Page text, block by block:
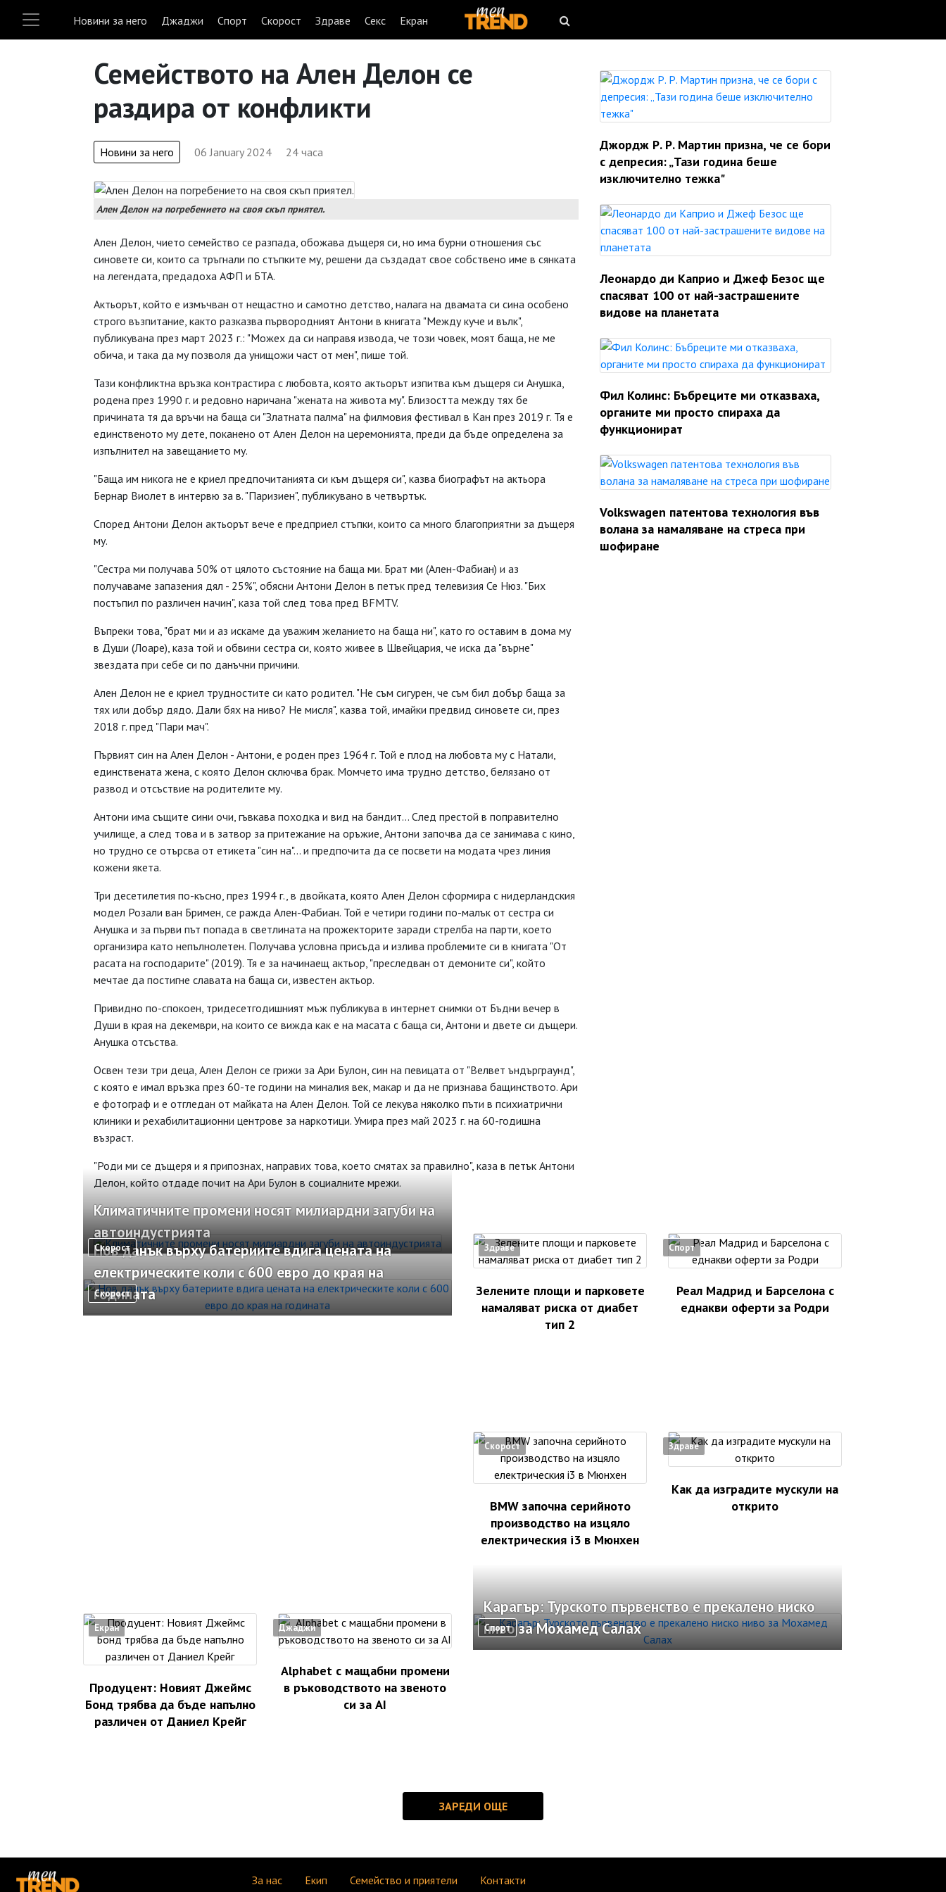
Новини за него Джаджи Спорт Скорост Здраве Секс Екран
Семейството на Ален Делон се
раздира от конфликти
Новини за него 06 January 2024 24 часа
Ален Делон на погребението на своя скъп приятел.
Ален Делон, чието семейство се разпада, обожава дъщеря си, но има бурни отношения със
синовете си, които са тръгнали по стъпките му, решени да създадат свое собствено име в сянката
на легендата, предадоха АФП и БТА.
Актьорът, който е измъчван от нещастно и самотно детство, налага на двамата си сина особено
строго възпитание, както разказва първородният Антони в книгата "Между куче и вълк",
публикувана през март 2023 г.: "Можех да си направя извода, че този човек, моят баща, не ме
обича, и така да му позволя да унищожи част от мен", пише той.
Тази конфликтна връзка контрастира с любовта, която актьорът изпитва към дъщеря си Анушка,
родена през 1990 г. и редовно наричана "жената на живота му". Близостта между тях бе
причината тя да връчи на баща си "Златната палма" на филмовия фестивал в Кан през 2019 г. Тя е
единственото му дете, поканено от Ален Делон на церемонията, преди да бъде определена за
изпълнител на завещанието му.
"Баща им никога не е криел предпочитанията си към дъщеря си", казва биографът на актьора
Бернар Виолет в интервю за в. "Паризиен", публикувано в четвъртък.
Според Антони Делон актьорът вече е предприел стъпки, които са много благоприятни за дъщеря
му.
"Сестра ми получава 50% от цялото състояние на баща ми. Брат ми (Ален-Фабиан) и аз
получаваме запазения дял - 25%", обясни Антони Делон в петък пред телевизия Се Нюз. "Бих
постъпил по различен начин", каза той след това пред BFMTV.
Въпреки това, "брат ми и аз искаме да уважим желанието на баща ни", като го оставим в дома му
в Души (Лоаре), каза той и обвини сестра си, която живее в Швейцария, че иска да "върне"
звездата при себе си по данъчни причини.
Ален Делон не е криел трудностите си като родител. "Не съм сигурен, че съм бил добър баща за
тях или добър дядо. Дали бях на ниво? Не мисля", казва той, имайки предвид синовете си, през
2018 г. пред "Пари мач".
Първият син на Ален Делон - Антони, е роден през 1964 г. Той е плод на любовта му с Натали,
единствената жена, с която Делон сключва брак. Момчето има трудно детство, белязано от
развод и отсъствие на родителите му.
Антони има същите сини очи, гъвкава походка и вид на бандит... След престой в поправително
училище, а след това и в затвор за притежание на оръжие, Антони започва да се занимава с кино,
но трудно се отърсва от етикета "син на"... и предпочита да се посвети на модата чрез линия
кожени якета.
Три десетилетия по-късно, през 1994 г., в двойката, която Ален Делон сформира с нидерландския
модел Розали ван Бримен, се ражда Ален-Фабиан. Той е четири години по-малък от сестра си
Анушка и за първи път попада в светлината на прожекторите заради стрелба на парти, което
организира като непълнолетен. Получава условна присъда и излива проблемите си в книгата "От
расата на господарите" (2019). Тя е за начинаещ актьор, "преследван от демоните си", който
мечтае да постигне славата на баща си, известен актьор.
Привидно по-спокоен, тридесетгодишният мъж публикува в интернет снимки от Бъдни вечер в
Души в края на декември, на които се вижда как е на масата с баща си, Антони и двете си дъщери.
Анушка отсъства.
Освен тези три деца, Ален Делон се грижи за Ари Булон, син на певицата от "Велвет ъндърграунд",
с която е имал връзка през 60-те години на миналия век, макар и да не признава бащинството. Ари
е фотограф и е отгледан от майката на Ален Делон. Той се лекува няколко пъти в психиатрични
клиники и рехабилитационни центрове за наркотици. Умира през май 2023 г. на 60-годишна
възраст.
"Роди ми се дъщеря и я припознах, направих това, което смятах за правилно", каза в петък Антони
Делон, който отдаде почит на Ари Булон в социалните мрежи.
Джордж Р. Р. Мартин призна, че се бори
с депресия: „Тази година беше
изключително тежка"
Леонардо ди Каприо и Джеф Безос ще
спасяват 100 от най-застрашените
видове на планетата
Фил Колинс: Бъбреците ми отказваха,
органите ми просто спираха да
функционират
Volkswagen патентова технология във
волана за намаляване на стреса при
шофиране
Скорост
Климатичните промени носят милиардни загуби на
автоиндустрията
Скорост
Нов данък върху батериите вдига цената на
електрическите коли с 600 евро до края на
годината
Здраве
Зелените площи и парковете
намаляват риска от диабет
тип 2
Спорт
Реал Мадрид и Барселона с
еднакви оферти за Родри
Скорост
BMW започна серийното
производство на изцяло
електрическия i3 в Мюнхен
Здраве
Как да изградите мускули на
открито
Екран
Продуцент: Новият Джеймс
Бонд трябва да бъде напълно
различен от Даниел Крейг
Джаджи
Alphabet с мащабни промени
в ръководството на звеното
си за AI
Спорт
Карагър: Турското първенство е прекалено ниско
ниво за Мохамед Салах
За нас Екип Семейство и приятели Контакти